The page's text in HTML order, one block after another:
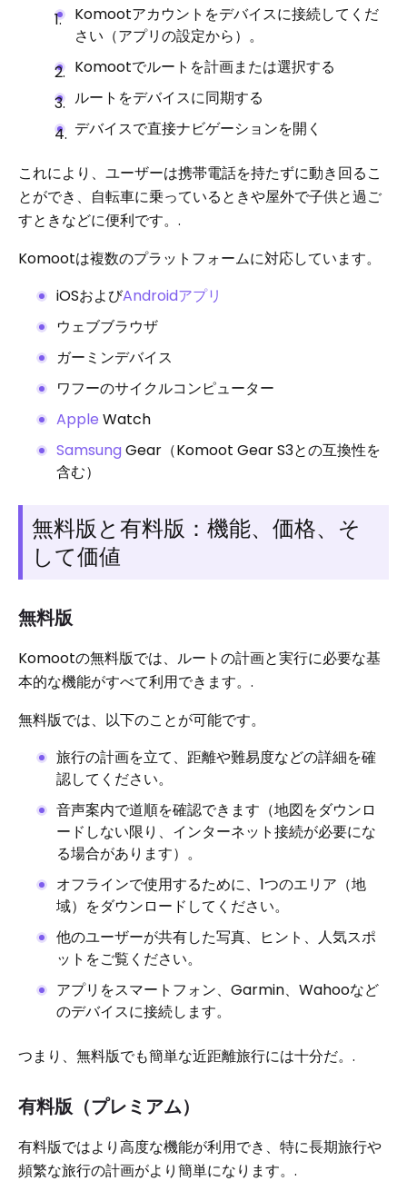
Komootアカウントをデバイスに接続してくだ
さい（アプリの設定から）。
Komootでルートを計画または選択する
ルートをデバイスに同期する
デバイスで直接ナビゲーションを開く
これにより、ユーザーは携帯電話を持たずに動き回るこ
とができ、自転車に乗っているときや屋外で子供と過ご
すときなどに便利です。.
Komootは複数のプラットフォームに対応しています。
iOSおよびAndroidアプリ
ウェブブラウザ
ガーミンデバイス
ワフーのサイクルコンピューター
Apple Watch
Samsung Gear（Komoot Gear S3との互換性を
含む）
無料版と有料版：機能、価格、そ
して価値
無料版
Komootの無料版では、ルートの計画と実行に必要な基
本的な機能がすべて利用できます。.
無料版では、以下のことが可能です。
旅行の計画を立て、距離や難易度などの詳細を確
認してください。
音声案内で道順を確認できます（地図をダウンロ
ードしない限り、インターネット接続が必要にな
る場合があります）。
オフラインで使用するために、1つのエリア（地
域）をダウンロードしてください。
他のユーザーが共有した写真、ヒント、人気スポ
ットをご覧ください。
アプリをスマートフォン、Garmin、Wahooなど
のデバイスに接続します。
つまり、無料版でも簡単な近距離旅行には十分だ。.
有料版（プレミアム）
有料版ではより高度な機能が利用でき、特に長期旅行や
頻繁な旅行の計画がより簡単になります。.